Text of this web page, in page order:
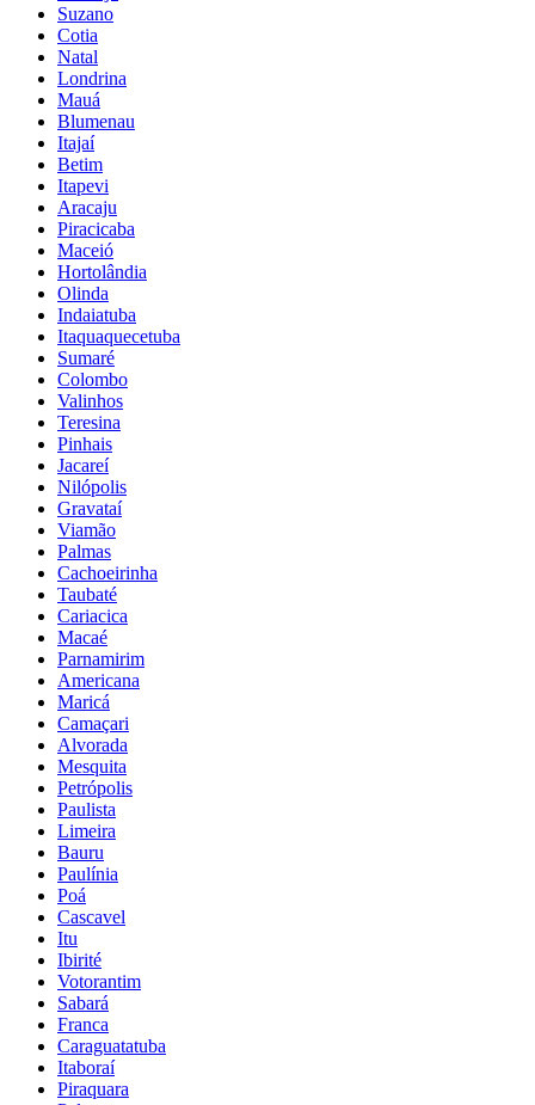
Suzano
Cotia
Natal
Londrina
Mauá
Blumenau
Itajaí
Betim
Itapevi
Aracaju
Piracicaba
Maceió
Hortolândia
Olinda
Indaiatuba
Itaquaquecetuba
Sumaré
Colombo
Valinhos
Teresina
Pinhais
Jacareí
Nilópolis
Gravataí
Viamão
Palmas
Cachoeirinha
Taubaté
Cariacica
Macaé
Parnamirim
Americana
Maricá
Camaçari
Alvorada
Mesquita
Petrópolis
Paulista
Limeira
Bauru
Paulínia
Poá
Cascavel
Itu
Ibirité
Votorantim
Sabará
Franca
Caraguatatuba
Itaboraí
Piraquara